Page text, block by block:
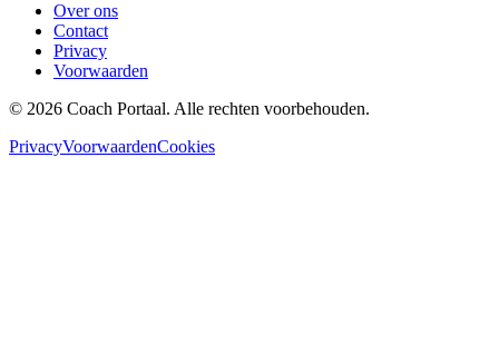
Over ons
Contact
Privacy
Voorwaarden
© 2026 Coach Portaal. Alle rechten voorbehouden.
PrivacyVoorwaardenCookies